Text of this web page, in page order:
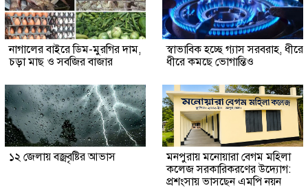
নাগালের বাইরে ডিম-মুরগির দাম,
চড়া মাছ ও সবজির বাজার
স্বাভাবিক হচ্ছে গ্যাস সরবরাহ, ধীরে
ধীরে কমছে ভোগান্তিও
১২ জেলায় বজ্রবৃষ্টির আভাস
মনপুরায় মনোয়ারা বেগম মহিলা
কলেজ সরকারিকরণের উদ্যোগ:
প্রশংসায় ভাসছেন এমপি নয়ন